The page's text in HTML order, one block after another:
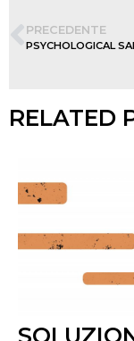
PRECEDENTE
PSYCHOLOGICAL
RELATED